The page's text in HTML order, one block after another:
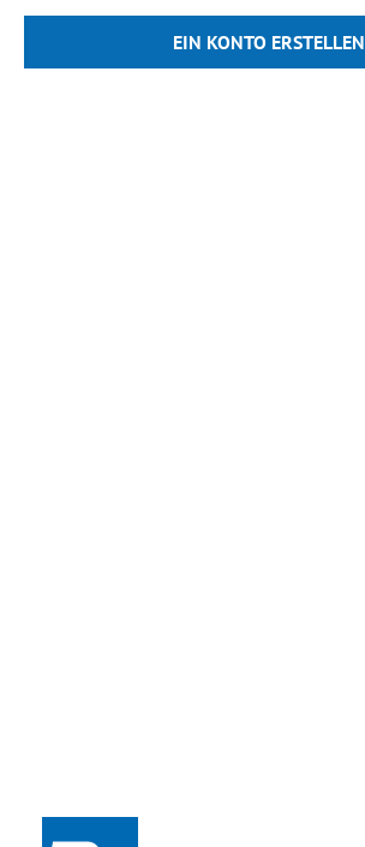
EIN KONTO ERSTELLEN